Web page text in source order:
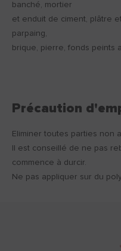
banché, mortier
et enduit de ciment, plâtre
parpaing,
brique, pierre, fonds peints
Précaution
Eliminer toutes parties non
Il est conseillé de ne pas
commence à durcir.
Ne pas appliquer sur du